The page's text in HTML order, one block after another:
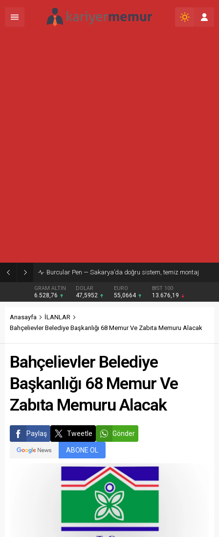
Burcular Pen — Sakarya’da doğru sistem, temiz montaj
GRAM ALTIN
6.528,76
DOLAR
47,5952
EURO
55,0664
BIST 100
13.676,19
Anasayfa
İLANLAR
Bahçelievler Belediye Başkanlığı 68 Memur Ve Zabıta Memuru Alacak
Bahçelievler Belediye
Başkanlığı 68 Memur Ve
Zabıta Memuru Alacak
Paylaş Tweetle Gönder
ABONE OL